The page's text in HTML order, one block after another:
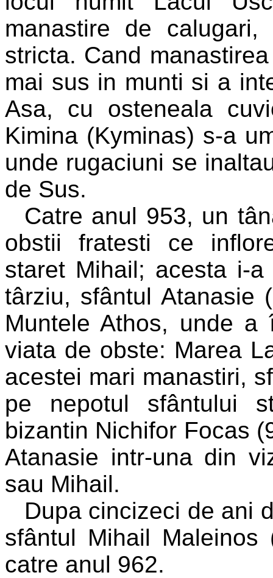
manastire de
stricta. Cand
mai sus in munti si a
Asa, cu osteneala
Kimina (Kyminas) s-a
unde rugaciuni se
de Sus.
Catre anul 953, un
obstii fratesti ce
staret Mihail; acesta i-
târziu, sfântul Atanasie
Muntele Athos, unde a
viata de obste: Marea
acestei mari manastiri,
pe nepotul sfântului
bizantin Nichifor Focas
Atanasie intr-una din
sau Mihail.
Dupa cincizeci de ani
sfântul Mihail
catre anul 962.